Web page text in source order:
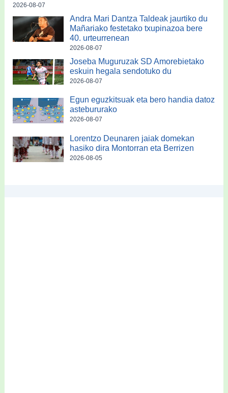
2026-08-07
Andra Mari Dantza Taldeak jaurtiko du
Mañariako festetako txupinazoa bere
40. urteurrenean
2026-08-07
Joseba Muguruzak SD Amorebietako
eskuin hegala sendotuko du
2026-08-07
Egun eguzkitsuak eta bero handia datoz
astebururako
2026-08-07
Lorentzo Deunaren jaiak domekan
hasiko dira Montorran eta Berrizen
2026-08-05